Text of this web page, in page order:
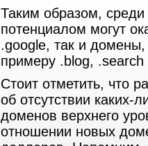
Таким образом,
потенциалом могут
.google, так и
примеру .blog,
Стоит отметить, что
об отсутствии
доменов верхнего
отношении новых